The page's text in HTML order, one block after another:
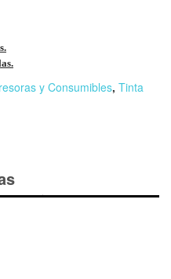
y Consumibles, Tinta